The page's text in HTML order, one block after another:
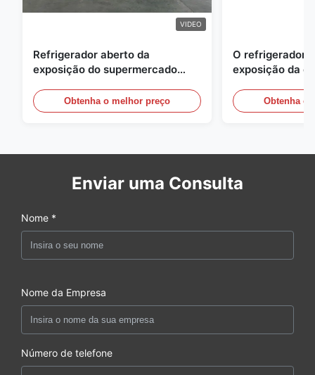
VIDEO
Refrigerador aberto da
exposição do supermercado
iluminação do diodo emissor de
luz
Obtenha o melhor preço
O refrigerador
exposição da
vitrinasObtenha o
Enviar uma Consulta
Nome *
Nome da Empresa
Número de telefone